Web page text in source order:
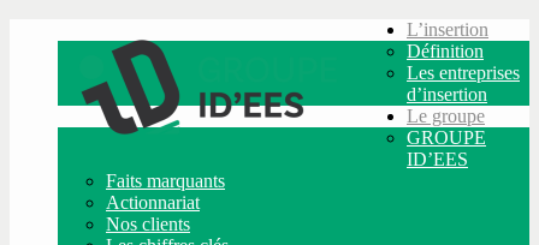
L’insertion
Définition
Les entreprises
d’insertion
Le groupe
GROUPE
ID’EES
Faits marquants
Actionnariat
Nos clients